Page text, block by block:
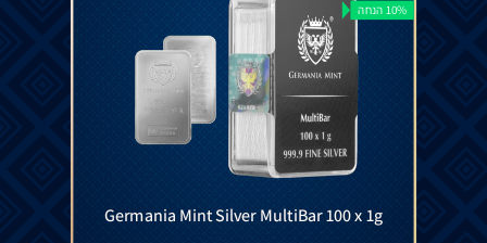
10% הנחה
Germania Mint Silver MultiBar 100 x 1g